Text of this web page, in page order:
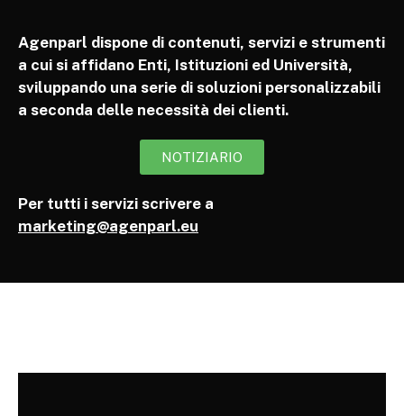
Agenparl dispone di contenuti, servizi e strumenti
a cui si affidano Enti, Istituzioni ed Università,
sviluppando una serie di soluzioni personalizzabili
a seconda delle necessità dei clienti.
NOTIZIARIO
Per tutti i servizi scrivere a
marketing@agenparl.eu